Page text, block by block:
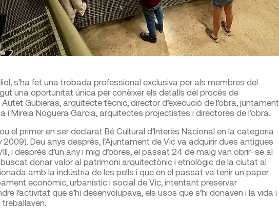
s’ha fet una trobada professional exclusiva per als membres del
una oportunitat única per conèixer els detalls del procés de
Gubieras, arquitecte tècnic, director d’execució de l’obra, juntament
i Mireia Noguera Garcia, arquitectes projectistes i directores de l’obra.
el primer en ser declarat Bé Cultural d’Interès Nacional en la categoria
Deu anys després, l’Ajuntament de Vic va adquirir dues antigues
i després d’un any i mig d’obres, el passat 24 de maig van obrir-se al
donar valor al patrimoni arquitectònic i etnològic de la ciutat al
amb la indústria de les pells i que en el passat va tenir un paper
econòmic, urbanístic i social de Vic, intentant preservar
l’activitat que s’hi desenvolupava, els usos que s’hi donaven i la vida i